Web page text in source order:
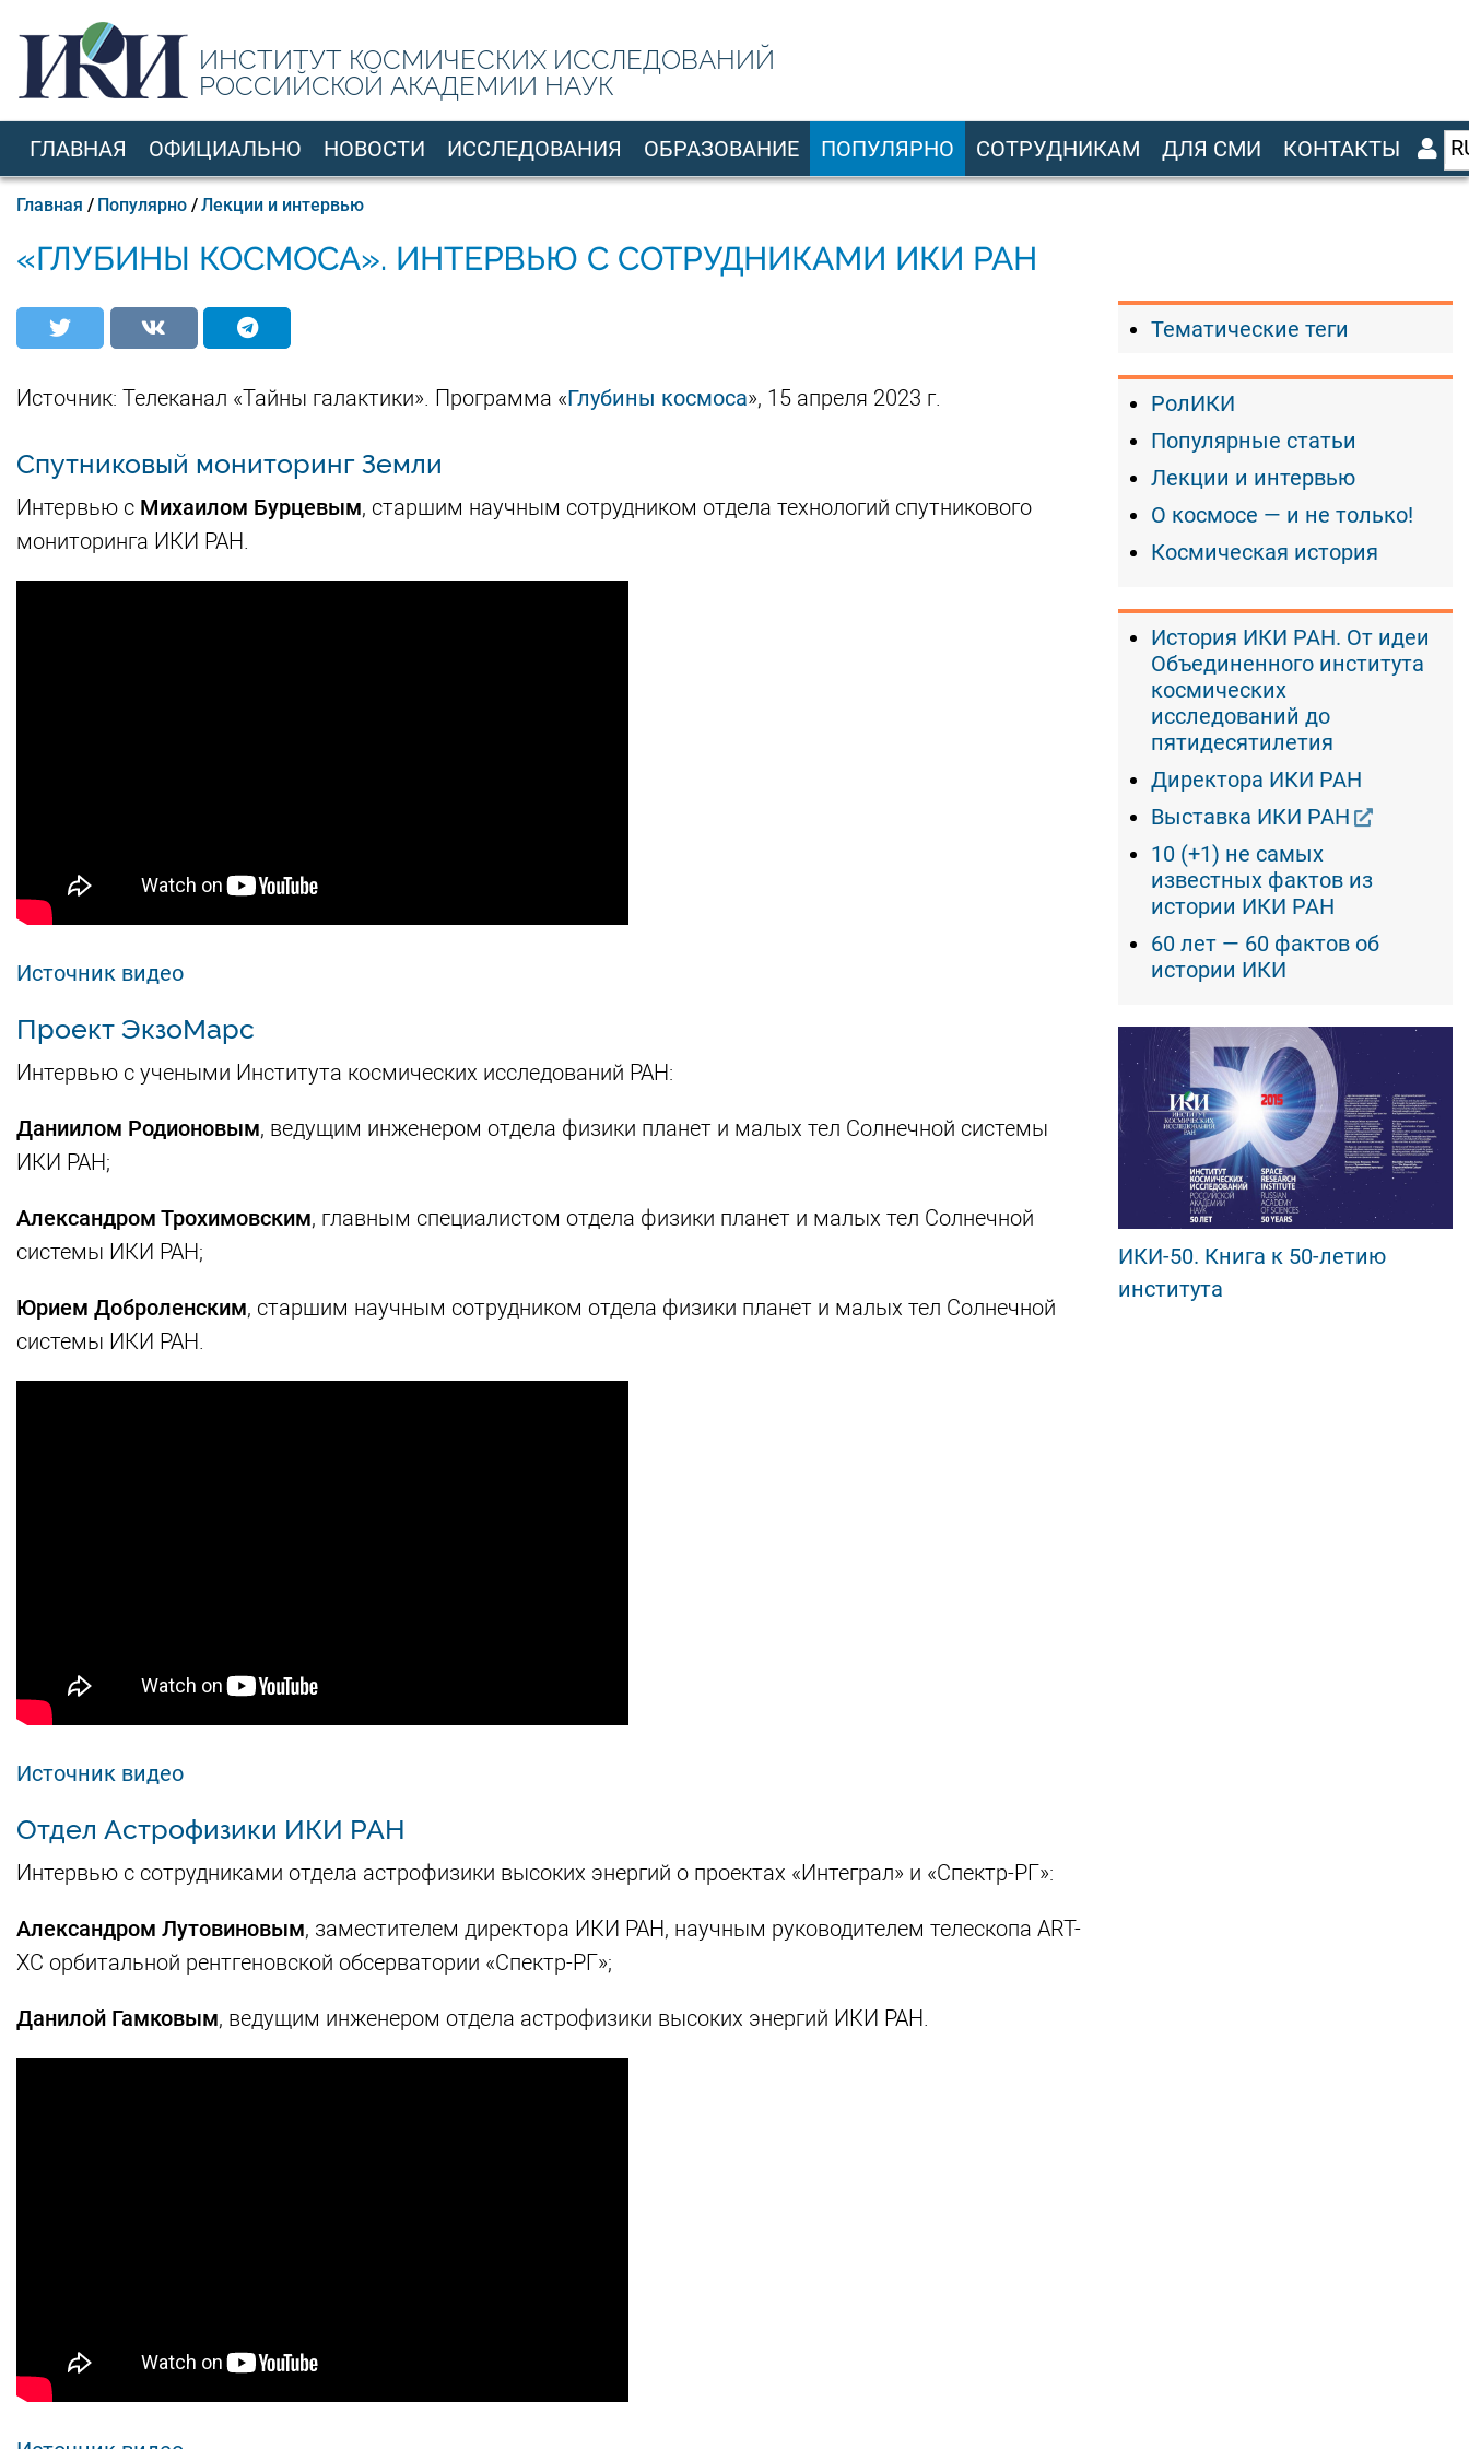
основному
содержанию
ИНСТИТУТ КОСМИЧЕСКИХ ИССЛЕДОВАНИЙ
РОССИЙСКОЙ АКАДЕМИИ НАУК
ГЛАВНАЯ ОФИЦИАЛЬНО НОВОСТИ ИССЛЕДОВАНИЯ ОБРАЗОВАНИЕ ПОПУЛЯРНО СОТРУДНИКАМ ДЛЯ СМИ КОНТАКТЫ
Строка
навигации
Главная Популярно Лекции и интервью
«ГЛУБИНЫ КОСМОСА». ИНТЕРВЬЮ С СОТРУДНИКАМИ ИКИ РАН
Источник: Телеканал «Тайны галактики». Программа «Глубины космоса», 15 апреля 2023 г.
Спутниковый мониторинг Земли
Интервью с Михаилом Бурцевым, старшим научным сотрудником отдела технологий спутникового
мониторинга ИКИ РАН.
Источник видео
Проект ЭкзоМарс
Интервью с учеными Института космических исследований РАН:
Даниилом Родионовым, ведущим инженером отдела физики планет и малых тел Солнечной системы
ИКИ РАН;
Александром Трохимовским, главным специалистом отдела физики планет и малых тел Солнечной
системы ИКИ РАН;
Юрием Доброленским, старшим научным сотрудником отдела физики планет и малых тел Солнечной
системы ИКИ РАН.
Источник видео
Отдел Астрофизики ИКИ РАН
Интервью с сотрудниками отдела астрофизики высоких энергий о проектах «Интеграл» и «Спектр-РГ»:
Александром Лутовиновым, заместителем директора ИКИ РАН, научным руководителем телескопа ART-
XC орбитальной рентгеновской обсерватории «Спектр-РГ»;
Данилой Гамковым, ведущим инженером отдела астрофизики высоких энергий ИКИ РАН.
Тематические теги
РолИКИ
Популярные статьи
Лекции и интервью
О космосе — и не только!
Космическая история
История ИКИ РАН. От идеи
Объединенного института
космических
исследований до
пятидесятилетия
Директора ИКИ РАН
Выставка ИКИ РАН
10 (+1) не самых
известных фактов из
истории ИКИ РАН
60 лет — 60 фактов об
истории ИКИ
ИКИ-50. Книга к 50-летию
института